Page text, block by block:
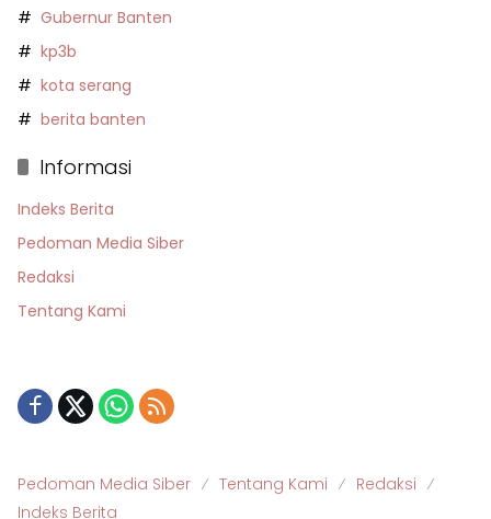
Gubernur Banten
kp3b
kota serang
berita banten
Informasi
Indeks Berita
Pedoman Media Siber
Redaksi
Tentang Kami
Pedoman Media Siber Tentang Kami
Redaksi
Indeks Berita